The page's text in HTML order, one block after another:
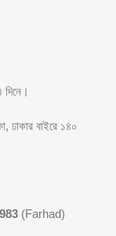
ঢাকার বাইরে ১৪০
(Farhad)